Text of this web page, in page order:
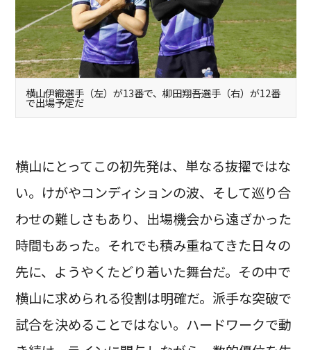
横山伊織選手（左）が13番で、柳田翔吾選手（右）が12番
で出場予定だ
横山にとってこの初先発は、単なる抜擢ではな
い。けがやコンディションの波、そして巡り合
わせの難しさもあり、出場機会から遠ざかった
時間もあった。それでも積み重ねてきた日々の
先に、ようやくたどり着いた舞台だ。その中で
横山に求められる役割は明確だ。派手な突破で
試合を決めることではない。ハードワークで動